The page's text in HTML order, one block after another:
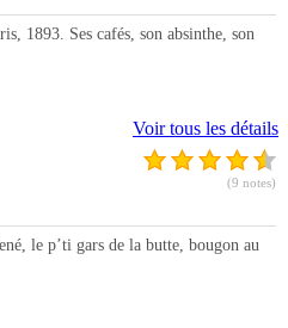
1893. Ses cafés, son absinthe, son
Voir tous les détails
(9 notes)
le p’ti gars de la butte, bougon au